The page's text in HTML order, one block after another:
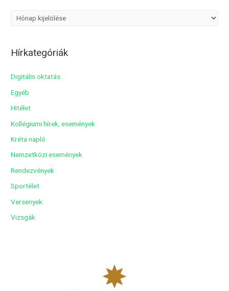
hHírkategóriák
Digitális oktatás
Egyéb
Hitélet
Kollégiumi hírek, események
Kréta napló
Nemzetközi események
Rendezvények
Sportélet
Versenyek
Vizsgák